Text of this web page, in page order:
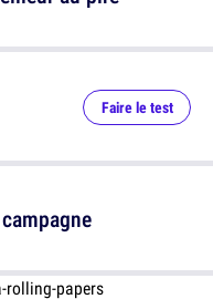
Faire le test